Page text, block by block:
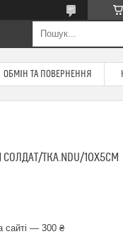
ОБМІН ТА ПОВЕРНЕННЯ
ТКА.NDU/10Х5СМ
сайті — 300 ₴